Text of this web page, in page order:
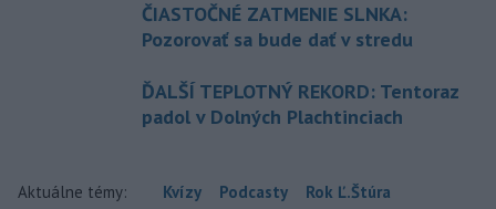
ČIASTOČNÉ ZATMENIE SLNKA:
Pozorovať sa bude dať v stredu
ĎALŠÍ TEPLOTNÝ REKORD: Tentoraz
padol v Dolných Plachtinciach
Aktuálne témy: Kvízy Podcasty Rok Ľ.Štúra